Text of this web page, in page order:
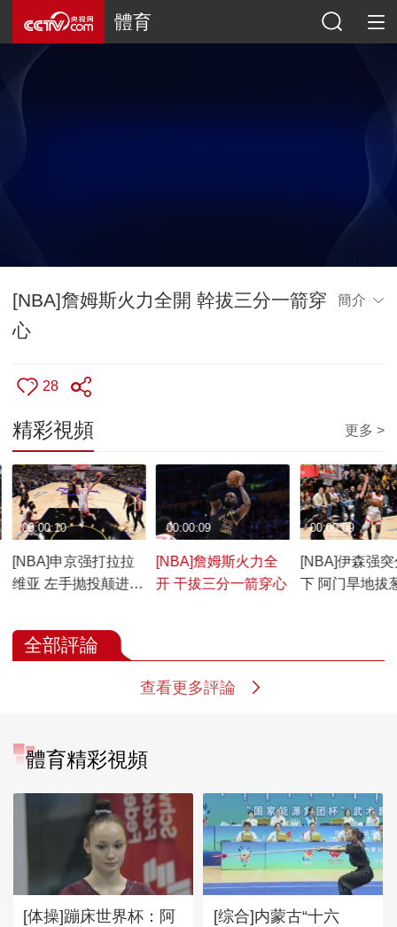
體育
[NBA]詹姆斯火力全開 幹拔三分一箭穿
心
簡介
28
精彩視頻 更多 >
[NBA]申京强打拉拉
维亚 左手抛投颠进篮
00:00:10
[NBA]詹姆斯火力全
开 干拔三分一箭穿心
00:00:09
[NBA]伊森强突
下 阿门旱地拔
00:00:09
全部評論
查看更多評論
體育精彩視頻
[体操]蹦床世界杯：阿
[综合]内蒙古“十六